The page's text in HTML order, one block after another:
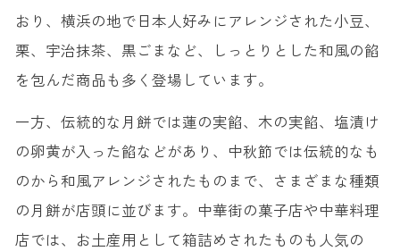
おり、横浜の地で日本人好みにアレンジされた小豆、
栗、宇治抹茶、黒ごまなど、しっとりとした和風の餡
を包んだ商品も多く登場しています。
一方、伝統的な月餅では蓮の実餡、木の実餡、塩漬け
の卵黄が入った餡などがあり、中秋節では伝統的なも
のから和風アレンジされたものまで、さまざまな種類
の月餅が店頭に並びます。中華街の菓子店や中華料理
店では、お土産用として箱詰めされたものも人気の